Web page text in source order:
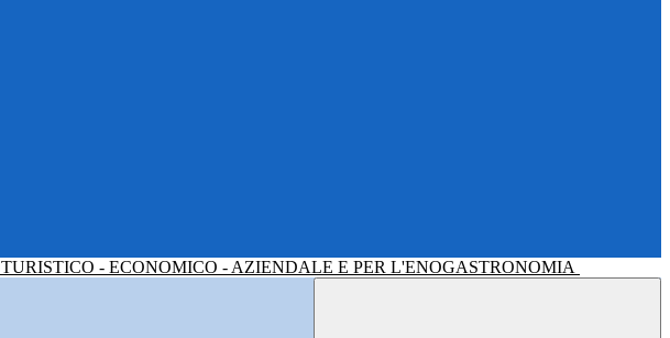
TURISTICO - ECONOMICO - AZIENDALE E PER L'ENOGASTRONOMIA